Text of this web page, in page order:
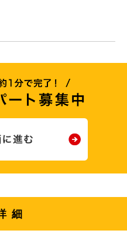
細